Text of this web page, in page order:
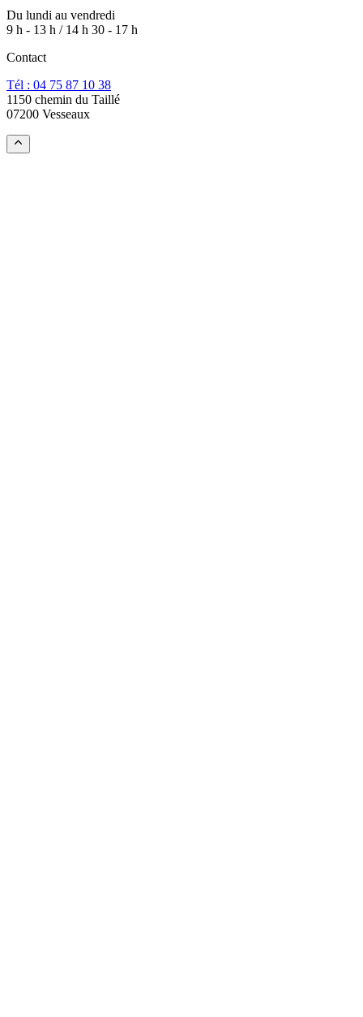
Du lundi au vendredi
9 h - 13 h / 14 h 30 - 17 h
Contact
Tél : 04 75 87 10 38
1150 chemin du Taillé
07200 Vesseaux